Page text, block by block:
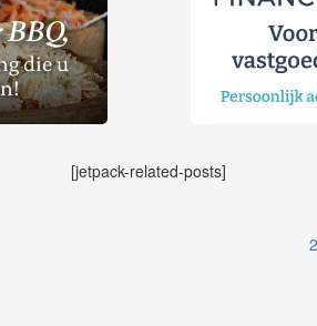
[jetpack-related-posts]